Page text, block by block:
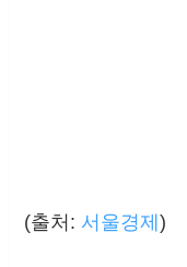
(출처: 서울경제)